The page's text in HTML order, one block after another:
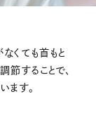
くても首もと
節することで、
ます。